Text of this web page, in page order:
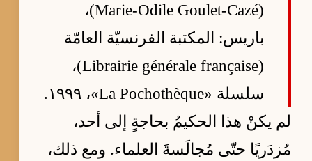
(Marie-Odile Goulet-Cazé)،
باريس: المكتبة الفرنسيّة العامّة
(Librairie générale française)،
سلسلة «La Pochothèque»، ١٩٩٩.
لم يكنْ هذا الحكيمُ بحاجةٍ إلى أحد،
مُزدَريًا حتّى مُجالَسةَ العلماء. ومع ذلك،